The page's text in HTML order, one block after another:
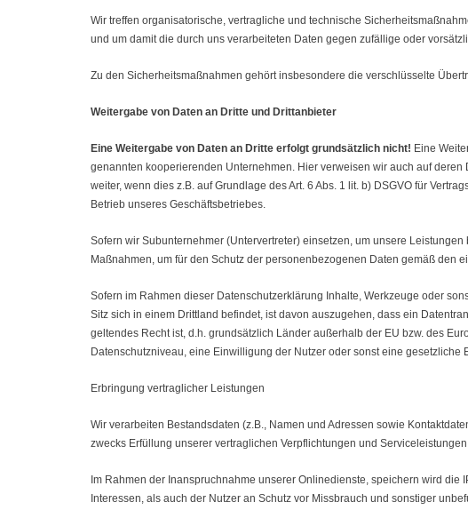
Wir treffen organisatorische, vertragliche und technische
und um damit die durch uns verarbeiteten Daten gegen zufällige oder
Zu den Sicherheitsmaßnahmen gehört insbesondere die verschlüsselte
Weitergabe von Daten an Dritte und Drittanbieter
Eine Weitergabe von Daten an Dritte erfolgt grundsätzlich nicht! Eine
genannten kooperierenden Unternehmen. Hier verweisen wir auch auf
weiter, wenn dies z.B. auf Grundlage des Art. 6 Abs. 1 lit. b) DSGVO für
Betrieb unseres Geschäftsbetriebes.
Sofern wir Subunternehmer (Untervertreter) einsetzen, um unsere
Maßnahmen, um für den Schutz der personenbezogenen Daten gemäß den
Sofern im Rahmen dieser Datenschutzerklärung Inhalte, Werkzeuge oder
Sitz sich in einem Drittland befindet, ist davon auszugehen, dass ein
geltendes Recht ist, d.h. grundsätzlich Länder außerhalb der EU bzw. des
Datenschutzniveau, eine Einwilligung der Nutzer oder sonst eine gesetzliche
Erbringung vertraglicher Leistungen
Wir verarbeiten Bestandsdaten (z.B., Namen und Adressen sowie
zwecks Erfüllung unserer vertraglichen Verpflichtungen und Serviceleistungen
Im Rahmen der Inanspruchnahme unserer Onlinedienste, speichern wird
Interessen, als auch der Nutzer an Schutz vor Missbrauch und sonstiger